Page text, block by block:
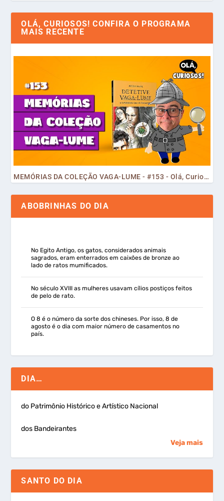
OLÁ, CURIOSOS! CONFIRA O PROGRAMA
MAIS RECENTE
MEMÓRIAS DA COLEÇÃO VAGA-LUME - #153 - Olá, Curiosos! 2023
ABOBRINHAS DO DIA
No Egito Antigo, os gatos, considerados animais
sagrados, eram enterrados em caixões de bronze ao
lado de ratos mumificados.
No século XVIII as mulheres usavam cílios postiços feitos
de pelo de rato.
O 8 é o número da sorte dos chineses. Por isso, 8 de
agosto é o dia com maior número de casamentos no
país.
DIA…
do Patrimônio Histórico e Artístico Nacional
dos Bandeirantes
Veja mais
SANTO DO DIA